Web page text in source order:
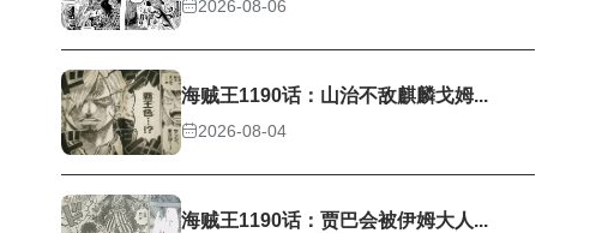
2026-08-06
海贼王1190话：山治不敌麒麟戈姆...
2026-08-04
海贼王1190话：贾巴会被伊姆大人...